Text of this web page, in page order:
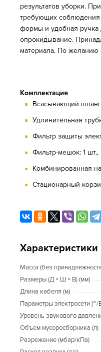
результатов уборки.
требующих соблюдения
формы и удобная ручка
опрокидывание.
материала. По желанию
Комплектация
Всасывающий
Удлинительная
Фильтр защиты
Фильтр-мешок: 1 шт.,
Комбинированная
Стационарный
Характеристики
Масса (без
Размеры (Д × Ш × В) (мм)
Длина кабеля (м)
Параметры электросети (~/
Уровень звукового
Объем мусоросборника (л)
Разрежение (мбар/кПа)